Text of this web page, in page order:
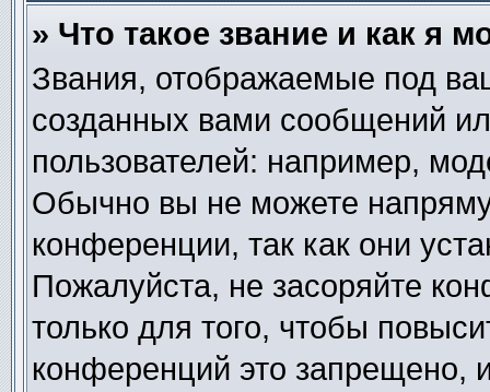
» Что такое звание и как я
Звания, отображаемые под
созданных вами сообщений
пользователей: например,
Обычно вы не можете
конференции, так как они
Пожалуйста, не засоряйте
только для того, чтобы
конференций это запрещено,